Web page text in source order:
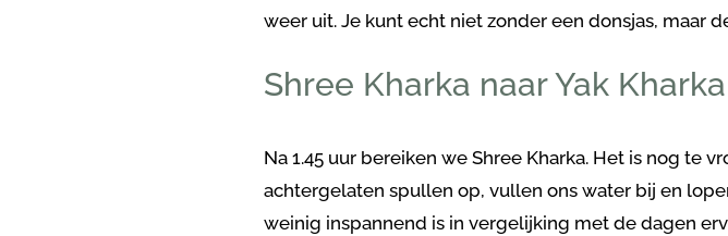
weer uit. Je kunt echt niet zonder een donsjas, maar
Shree Kharka naar Yak Kharka
Na 1.45 uur bereiken we Shree Kharka. Het is nog te
achtergelaten spullen op, vullen ons water bij en
weinig inspannend is in vergelijking met de dagen